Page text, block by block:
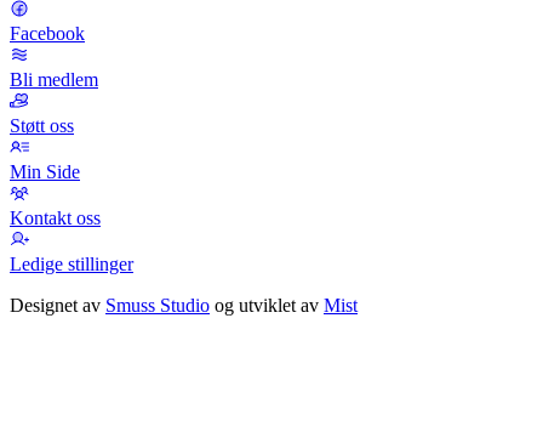
Facebook
Bli medlem
Støtt oss
Min Side
Kontakt oss
Ledige stillinger
Designet av Smuss Studio og utviklet av Mist